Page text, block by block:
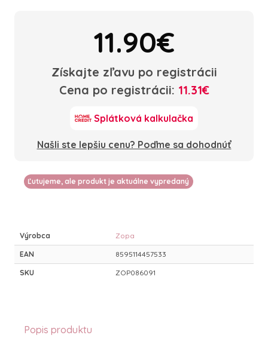
11.90€
Získajte zľavu po registrácii
Cena po registrácii: 11.31€
Splátková kalkulačka
Našli ste lepšiu cenu? Poďme sa dohodnúť
Ľutujeme, ale produkt je aktuálne vypredaný
Výrobca Zopa
EAN 8595114457533
SKU ZOP086091
Popis produktu